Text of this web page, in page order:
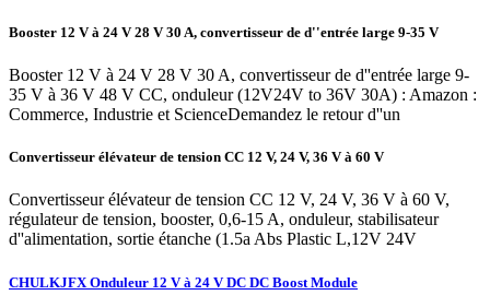
Booster 12 V à 24 V 28 V 30 A, convertisseur de d''entrée large 9-35 V
Booster 12 V à 24 V 28 V 30 A, convertisseur de d''entrée large 9-
35 V à 36 V 48 V CC, onduleur (12V24V to 36V 30A) : Amazon :
Commerce, Industrie et ScienceDemandez le retour d''un
Convertisseur élévateur de tension CC 12 V, 24 V, 36 V à 60 V
Convertisseur élévateur de tension CC 12 V, 24 V, 36 V à 60 V,
régulateur de tension, booster, 0,6-15 A, onduleur, stabilisateur
d''alimentation, sortie étanche (1.5a Abs Plastic L,12V 24V
CHULKJFX Onduleur 12 V à 24 V DC DC Boost Module